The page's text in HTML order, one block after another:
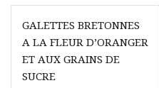
Navigation
de
l’article
GALETTES BRETONNES
A LA FLEUR D’ORANGER
ET AUX GRAINS DE
SUCRE